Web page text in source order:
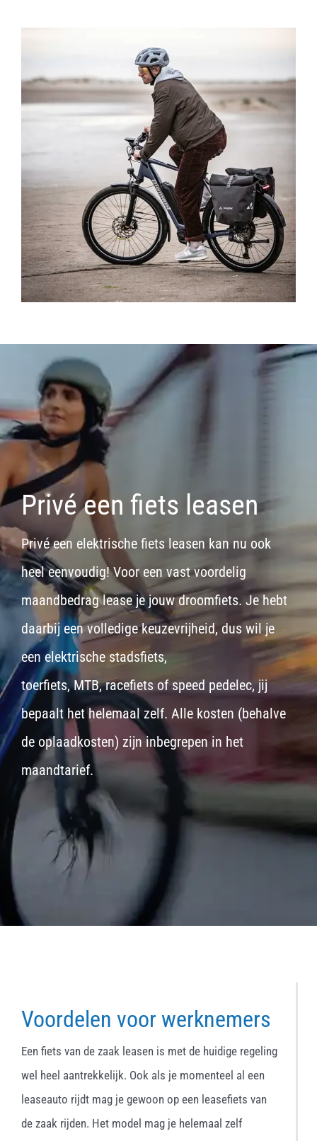
Privé een fiets leasen
Privé een elektrische fiets leasen kan nu ook
heel eenvoudig! Voor een vast voordelig
maandbedrag lease je jouw droomfiets. Je hebt
daarbij een volledige keuzevrijheid, dus wil je
eenelektrische stadsfiets,
toerfiets,MTB,racefietsof speed pedelec, jij
bepaalt het helemaal zelf. Alle kosten (behalve
de oplaadkosten) zijn inbegrepen in het
maandtarief.
Voordelen voor werknemers
Een fiets van de zaak leasen is met de huidige regeling
wel heel aantrekkelijk. Ook als je momenteel al een
leaseauto rijdt mag je gewoon op een leasefiets van
de zaak rijden. Het model mag je helemaal zelf